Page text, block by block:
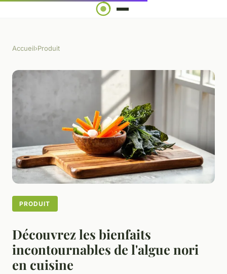
Accueil›Produit
PRODUIT
Découvrez les bienfaits
incontournables de l'algue nori
en cuisine